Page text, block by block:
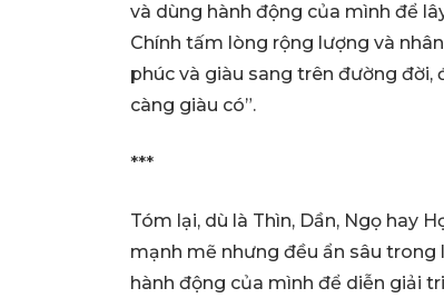
và dùng hành động của mình để
Chính tấm lòng rộng lượng và
phúc và giàu sang trên đường đời,
càng giàu có”.
***
Tóm lại, dù là Thìn, Dần, Ngọ hay
mạnh mẽ nhưng đều ẩn sâu
hành động của mình để diễn giải